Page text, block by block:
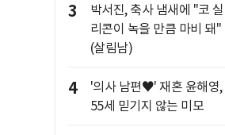
3
박서진, 축사 냄새에 "코 실
리콘이 녹을 만큼 마비 돼"
(살림남)
4
'의사 남편♥' 재혼 윤해영,
55세 믿기지 않는 미모